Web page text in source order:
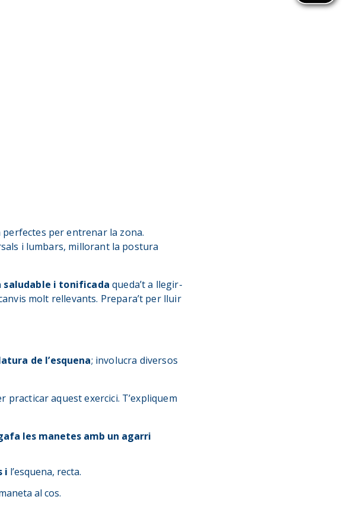
per entrenar la zona.
i lumbars, millorant la postura
i tonificada queda’t a llegir-
molt rellevants. Prepara’t per lluir
de l’esquena; involucra diversos
aquest exercici. T’expliquem
les manetes amb un agarri
i l’esquena, recta.
al cos.